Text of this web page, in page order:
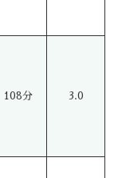
108分 3.0